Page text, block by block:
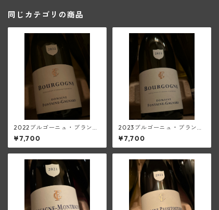
同じカテゴリの商品
2022ブルゴーニュ・ブラン
(フォンテーヌ・ガニャール)
¥7,700
2023ブルゴーニュ・ブラン
(フォンテーヌ・ガニャール)
¥7,700